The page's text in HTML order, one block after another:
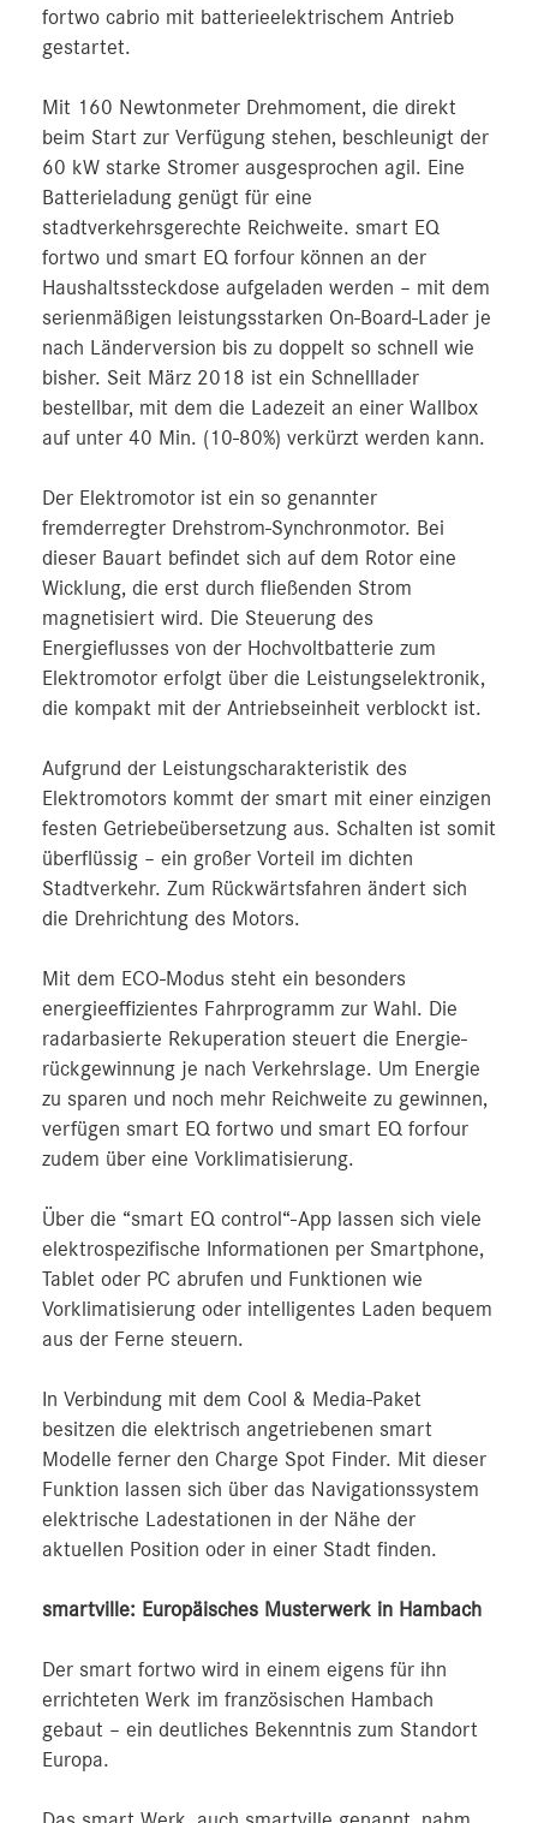
fortwo cabrio mit batterieelektrischem Antrieb
gestartet.
Mit 160 Newtonmeter Drehmoment, die direkt
beim Start zur Verfügung stehen, beschleunigt der
60 kW starke Stromer ausgesprochen agil. Eine
Batterieladung genügt für eine
stadtverkehrsgerechte Reichweite. smart EQ
fortwo und smart EQ forfour können an der
Haushaltssteckdose aufgeladen werden – mit dem
serienmäßigen leistungsstarken On-Board-Lader je
nach Länderversion bis zu doppelt so schnell wie
bisher. Seit März 2018 ist ein Schnelllader
bestellbar, mit dem die Ladezeit an einer Wallbox
auf unter 40 Min. (10-80%) verkürzt werden kann.
Der Elektromotor ist ein so genannter
fremderregter Drehstrom-Synchronmotor. Bei
dieser Bauart befindet sich auf dem Rotor eine
Wicklung, die erst durch fließenden Strom
magnetisiert wird. Die Steuerung des
Energieflusses von der Hochvoltbatterie zum
Elektromotor erfolgt über die Leistungselektronik,
die kompakt mit der Antriebseinheit verblockt ist.
Aufgrund der Leistungscharakteristik des
Elektromotors kommt der smart mit einer einzigen
festen Getriebeübersetzung aus. Schalten ist somit
überflüssig – ein großer Vorteil im dichten
Stadtverkehr. Zum Rückwärtsfahren ändert sich
die Drehrichtung des Motors.
Mit dem ECO-Modus steht ein besonders
energieeffizientes Fahrprogramm zur Wahl. Die
radarbasierte Rekuperation steuert die Energie­
rückgewinnung je nach Verkehrslage. Um Energie
zu sparen und noch mehr Reichweite zu gewinnen,
verfügen smart EQ fortwo und smart EQ forfour
zudem über eine Vorklimatisierung.
Über die “smart EQ control“-App lassen sich viele
elektrospezifische Informationen per Smartphone,
Tablet oder PC abrufen und Funktionen wie
Vorklimatisierung oder intelligentes Laden bequem
aus der Ferne steuern.
In Verbindung mit dem Cool & Media-Paket
besitzen die elektrisch angetriebenen smart
Modelle ferner den Charge Spot Finder. Mit dieser
Funktion lassen sich über das Navigationssystem
elektrische Ladestationen in der Nähe der
aktuellen Position oder in einer Stadt finden.
smartville: Europäisches Musterwerk in Hambach
Der smart fortwo wird in einem eigens für ihn
errichteten Werk im französischen Hambach
gebaut – ein deutliches Bekenntnis zum Standort
Europa.